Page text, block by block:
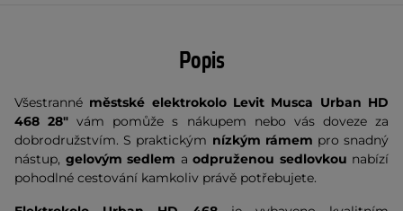
Popis
Všestranné městské elektrokolo Levit Musca Urban HD
468 28" vám pomůže s nákupem nebo vás doveze za
dobrodružstvím. S praktickým nízkým rámem pro snadný
nástup, gelovým sedlem a odpruženou sedlovkou nabízí
pohodlné cestování kamkoliv právě potřebujete.